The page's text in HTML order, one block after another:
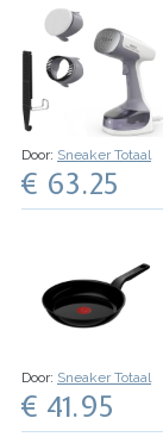
Door: Sneaker Totaal
€ 63.25
Door: Sneaker Totaal
€ 41.95